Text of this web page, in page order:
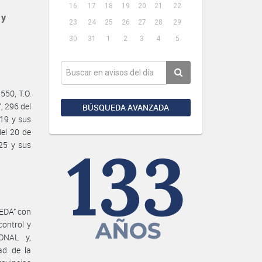
16 17 18 19 20 21
22
23
24 25 26 27 28
29
30
31 1 2 3 4 5
BÚSQUEDA AVANZADA
T.O.
296 del
y sus
20 de
y sus
con
y
y,
de la